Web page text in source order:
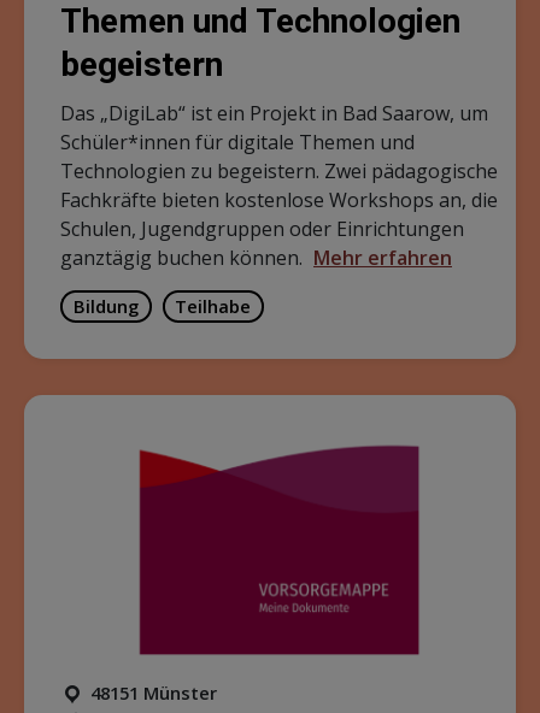
Themen und Technologien
begeistern
Das „DigiLab“ ist ein Projekt in Bad Saarow, um
Schüler*innen für digitale Themen und
Technologien zu begeistern. Zwei pädagogische
Fachkräfte bieten kostenlose Workshops an, die
Schulen, Jugendgruppen oder Einrichtungen
ganztägig buchen können. Mehr erfahren
Bildung Teilhabe
48151 Münster